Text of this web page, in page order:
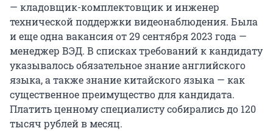
— кладовщик-комплектовщик и инженер
технической поддержки видеонаблюдения. Была
и еще одна вакансия от 29 сентября 2023 года —
менеджер ВЭД. В списках требований к кандидату
указывалось обязательное знание английского
языка, а также знание китайского языка — как
существенное преимущество для кандидата.
Платить ценному специалисту собирались до 120
тысяч рублей в месяц.